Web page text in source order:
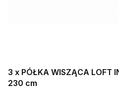
3 x PÓŁKA WISZĄCA LOFT
230 cm